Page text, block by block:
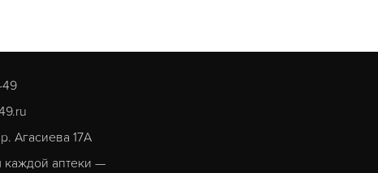
49
Агасиева 17А
каждой аптеки —